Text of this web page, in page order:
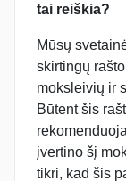
tai reiškia?
Mūsų
skirtingų
moksleivių ir
Būtent šis
įvertino šį
tikri, kad šis